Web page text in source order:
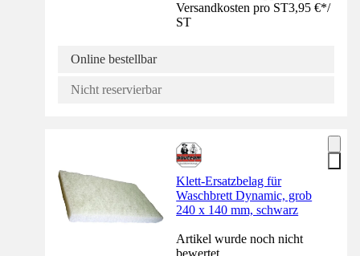
Versandkosten pro ST3,95 €*/
ST
Online bestellbar
Nicht reservierbar
Klett-Ersatzbelag für
Waschbrett Dynamic, grob
240 x 140 mm, schwarz
Artikel wurde noch nicht